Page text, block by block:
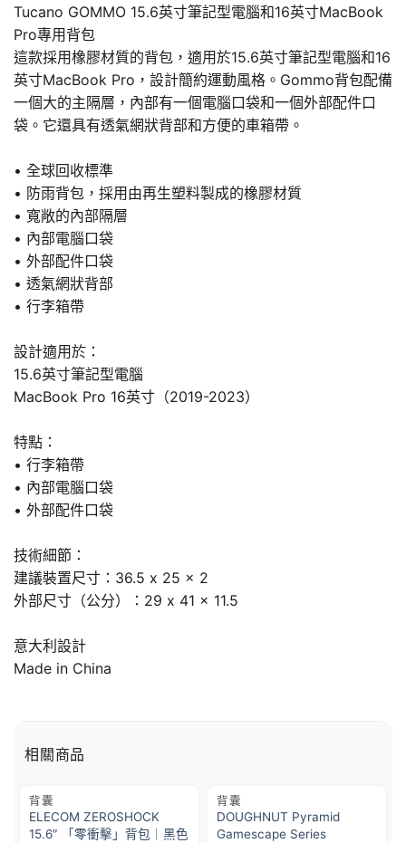
Tucano GOMMO 15.6英寸筆記型電腦和16英寸MacBook
Pro專用背包
這款採用橡膠材質的背包，適用於15.6英寸筆記型電腦和16
英寸MacBook Pro，設計簡約運動風格。Gommo背包配備
一個大的主隔層，內部有一個電腦口袋和一個外部配件口
袋。它還具有透氣網狀背部和方便的車箱帶。
• 全球回收標準
• 防雨背包，採用由再生塑料製成的橡膠材質
• 寬敞的內部隔層
• 內部電腦口袋
• 外部配件口袋
• 透氣網狀背部
• 行李箱帶
設計適用於：
15.6英寸筆記型電腦
MacBook Pro 16英寸（2019-2023）
特點：
• 行李箱帶
• 內部電腦口袋
• 外部配件口袋
技術細節：
建議裝置尺寸：36.5 x 25 x 2
外部尺寸（公分）：29 x 41 x 11.5
意大利設計
Made in China
相關商品
背囊
ELECOM ZEROSHOCK
15.6″ 「零衝擊」背包｜黑色
背囊
DOUGHNUT Pyramid
Gamescape Series